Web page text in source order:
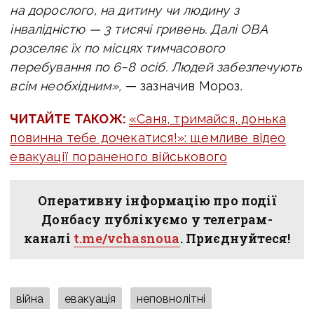
на дорослого, на дитину чи людину з
інвалідністю — 3 тисячі гривень. Далі ОВА
розселяє їх по місцях тимчасового
перебування по 6−8 осіб. Людей забезпечують
всім необхідним», — зазначив Мороз.
ЧИТАЙТЕ ТАКОЖ: «Саня, тримайся, донька
повинна тебе дочекатися!»: щемливе відео
евакуації пораненого військового
Оперативну інформацію про події
Донбасу публікуємо у телеграм-
каналі t.me/vchasnoua. Приєднуйтеся!
війна евакуація неповнолітні